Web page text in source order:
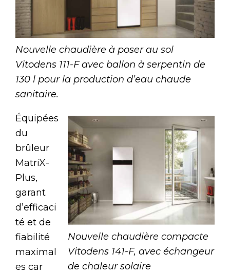
Nouvelle chaudière à poser au sol
Vitodens 111-F avec ballon à serpentin de
130 l pour la production d’eau chaude
sanitaire.
Nouvelle chaudière compacte
Vitodens 141-F, avec échangeur
de chaleur solaire
Équipées
du
brûleur
MatriX-
Plus,
garant
d’efficaci
té et de
fiabilité
maximal
es car